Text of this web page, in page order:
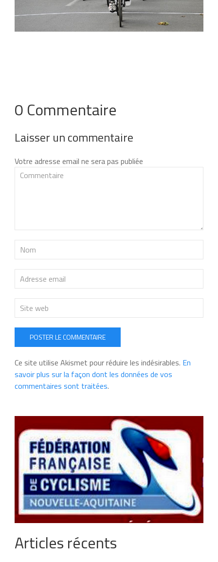
0 Commentaire
Laisser un commentaire
Votre adresse email ne sera pas publiée
POSTER LE COMMENTAIRE
Ce site utilise Akismet pour réduire les indésirables. En
savoir plus sur la façon dont les données de vos
commentaires sont traitées.
Articles récents